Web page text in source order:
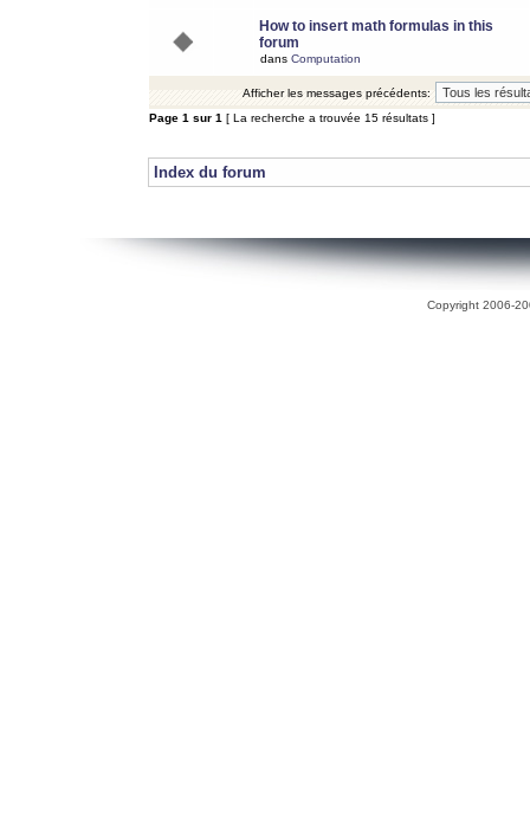
How to insert math formulas in this
forum
dans Computation
Afficher les messages précédents:
Page 1 sur 1 [ La recherche a trouvée 15 résultats ]
Index du forum
Copyright 2006-